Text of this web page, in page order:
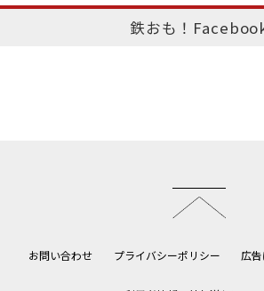
鉄おも！
お問い合わせ プライバシーポリシー 広